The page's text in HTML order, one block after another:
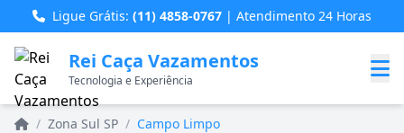
Ligue Grátis: (11) 4858-0767 | Atendimento 24 Horas
Rei Caça Vazamentos
Tecnologia e Experiência
Home
/ Zona Sul SP / Campo Limpo